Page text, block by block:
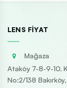
LENS FIYAT
Mağaza
Ataköy 7-8-9-10.
No:2/138